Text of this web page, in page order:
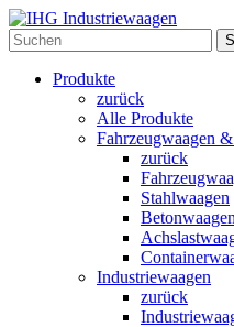
Produkte
zurück
Alle Produkte
Fahrzeugwaagen
zurück
Stahlwaagen
Betonwaagen
Industriewaagen
zurück